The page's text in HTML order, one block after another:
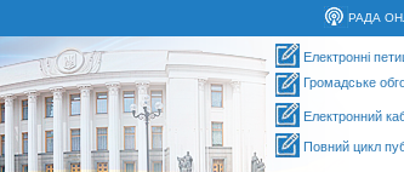
РАДА
Електронні
Громадське
Електронний
Повний цикл